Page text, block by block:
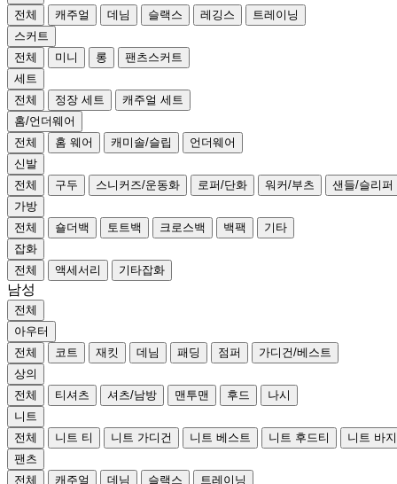
전체
캐주얼 데님 슬랙스 레깅스
트레이닝
스커트
전체
미니 롱
팬츠스커트
세트
전체
정장 세트
캐주얼 세트
홈/언더웨어
전체
홈 웨어 캐미솔/슬립
언더웨어
신발
전체
구두 스니커즈/운동화 로퍼/단화 워커/부츠
샌들/슬리퍼
가방
전체
숄더백 토트백 크로스백 백팩
기타
잡화
전체
액세서리 기타잡화
남성
전체
아우터
전체
코트 재킷 데님 패딩 점퍼
가디건/베스트
상의
전체
티셔츠 셔츠/남방 맨투맨 후드
나시
니트
전체
니트 티 니트 가디건 니트 베스트 니트 후드티
니트 바지
팬츠
전체
캐주얼 데님 슬랙스
트레이닝